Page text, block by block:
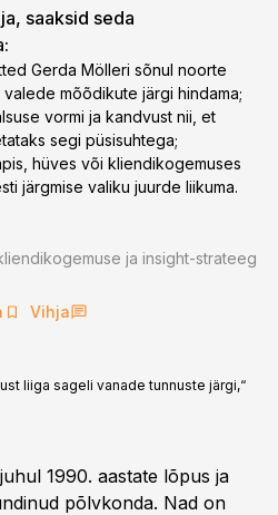
saaksid seda
Gerda Mölleri sõnul noorte
mõõdikute järgi hindama;
vormi ja kandvust nii, et
segi püsisuhtega;
hüves või kliendikogemuses
järgmise valiku juurde liikuma.
ja insight-strateeg
Vihja
liiga sageli vanade tunnuste järgi,“
1990. aastate lõpus ja
põlvkonda. Nad on